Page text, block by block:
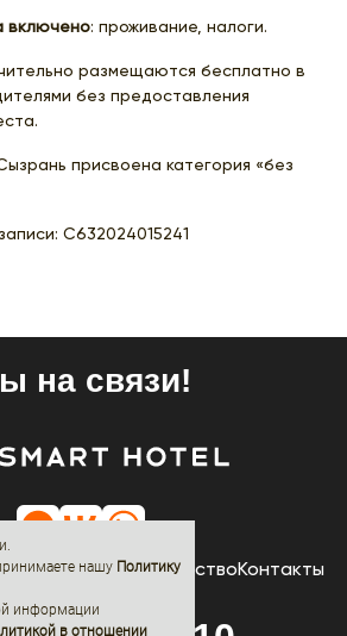
включено: проживание, налоги.
размещаются бесплатно в
без предоставления
присвоена категория «без
С632024015241
нашу Политику
информации
в отношении
на связи!
О насСотрудничествоКонтакты